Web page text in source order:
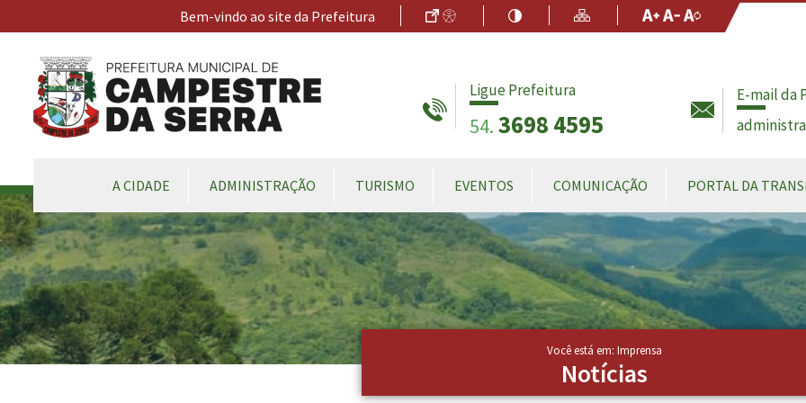
Bem-vindo ao site da Prefeitura Ir para o Conteúdo
AcessibilidadeAlto ContrasteMapa do Site Aumentar
Diminuir
Fonte Original
Ligue Prefeitura
54. 3698 4595
E-mail da
CONTEÚDO DO MENU
A CIDADE ADMINISTRAÇÃO TURISMO EVENTOS COMUNICAÇÃO PORTAL DA
Conteúdo Principal
Você está em: Imprensa
Notícias